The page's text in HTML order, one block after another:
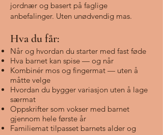
jordnær og basert på faglige
anbefalinger. Uten unødvendig mas.
Hva du får:
Når og hvordan du starter med fast føde
Hva barnet kan spise — og når
Kombinér mos og fingermat — uten å
måtte velge
Hvordan du bygger variasjon uten å lage
særmat
Oppskrifter som vokser med barnet
gjennom hele første år
Familiemat tilpasset barnets alder og